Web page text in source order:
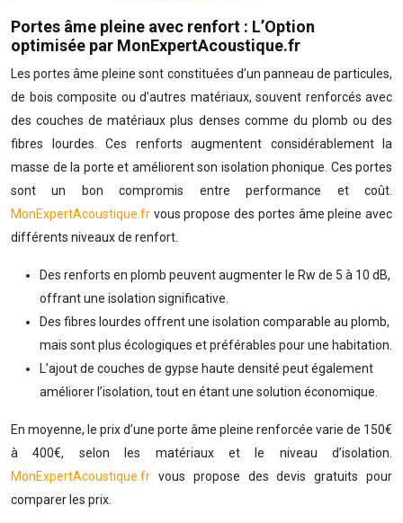
Portes âme pleine avec renfort : L’Option
optimisée par MonExpertAcoustique.fr
Les portes âme pleine sont constituées d’un panneau de particules,
de bois composite ou d’autres matériaux, souvent renforcés avec
des couches de matériaux plus denses comme du plomb ou des
fibres lourdes. Ces renforts augmentent considérablement la
masse de la porte et améliorent son isolation phonique. Ces portes
sont un bon compromis entre performance et coût.
MonExpertAcoustique.fr vous propose des portes âme pleine avec
différents niveaux de renfort.
Des renforts en plomb peuvent augmenter le Rw de 5 à 10 dB,
offrant une isolation significative.
Des fibres lourdes offrent une isolation comparable au plomb,
mais sont plus écologiques et préférables pour une habitation.
L’ajout de couches de gypse haute densité peut également
améliorer l’isolation, tout en étant une solution économique.
En moyenne, le prix d’une porte âme pleine renforcée varie de 150€
à 400€, selon les matériaux et le niveau d’isolation.
MonExpertAcoustique.fr vous propose des devis gratuits pour
comparer les prix.